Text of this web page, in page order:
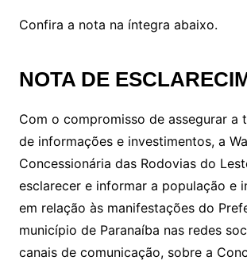
Confira a nota na íntegra abaixo.
NOTA DE
Com o compromisso de assegurar a
de informações e investimentos, a
Concessionária das Rodovias do
esclarecer e informar a população e
em relação às manifestações do
município de Paranaíba nas redes
canais de comunicação, sobre a